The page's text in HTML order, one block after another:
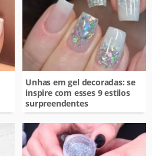
Unhas em gel decoradas: se
inspire com esses 9 estilos
surpreendentes